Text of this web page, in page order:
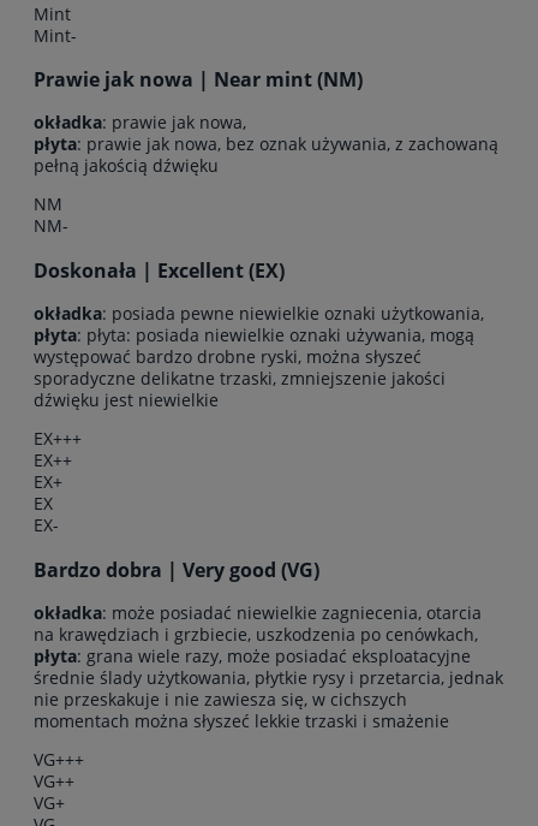
Mint
Mint-
Prawie jak nowa | Near mint (NM)
okładka: prawie jak nowa,
płyta: prawie jak nowa, bez oznak używania, z zachowaną
pełną jakością dźwięku
NM
NM-
Doskonała | Excellent (EX)
okładka: posiada pewne niewielkie oznaki użytkowania,
płyta: płyta: posiada niewielkie oznaki używania, mogą
występować bardzo drobne ryski, można słyszeć
sporadyczne delikatne trzaski, zmniejszenie jakości
dźwięku jest niewielkie
EX+++
EX++
EX+
EX
EX-
Bardzo dobra | Very good (VG)
okładka: może posiadać niewielkie zagniecenia, otarcia
na krawędziach i grzbiecie, uszkodzenia po cenówkach,
płyta: grana wiele razy, może posiadać eksploatacyjne
średnie ślady użytkowania, płytkie rysy i przetarcia, jednak
nie przeskakuje i nie zawiesza się, w cichszych
momentach można słyszeć lekkie trzaski i smażenie
VG+++
VG++
VG+